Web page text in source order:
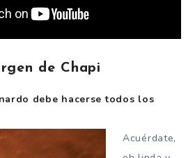
de Chapi
debe hacerse todos los
Acuérdate,